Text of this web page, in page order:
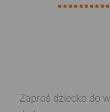
Zaproś dziecko do